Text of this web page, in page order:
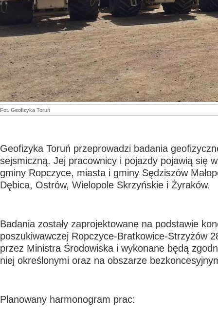
Fot. Geofizyka Toruń
Geofizyka Toruń przeprowadzi badania
sejsmiczną. Jej pracownicy i pojazdy pojawią się
gminy Ropczyce, miasta i gminy Sędziszów
Dębica, Ostrów, Wielopole Skrzyńskie i Żyraków.
Badania zostały zaprojektowane na podstawie
poszukiwawczej Ropczyce-Bratkowice-Strzyżów
przez Ministra Środowiska i wykonane będą
niej określonymi oraz na obszarze
Planowany harmonogram prac: